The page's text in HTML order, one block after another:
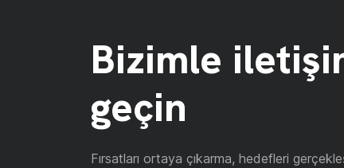
Bizimle
geçin
Fırsatları ortaya çıkarma, hedefleri